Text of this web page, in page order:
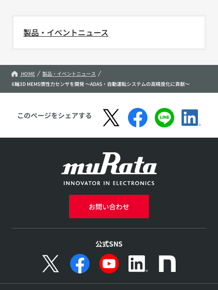
製品・イベントニュース
HOME
製品・イベントニュース
6軸3D MEMS慣性力センサを開発 ～ADAS・自動運転システムの高精度化に貢献～
このページをシェアする
お問い合わせ
公式SNS